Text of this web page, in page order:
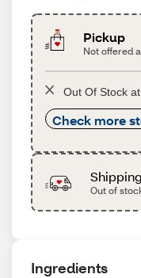
Pickup
Not offered
Out Of Stock at
Check more
Shipping
Out of
Ingredients